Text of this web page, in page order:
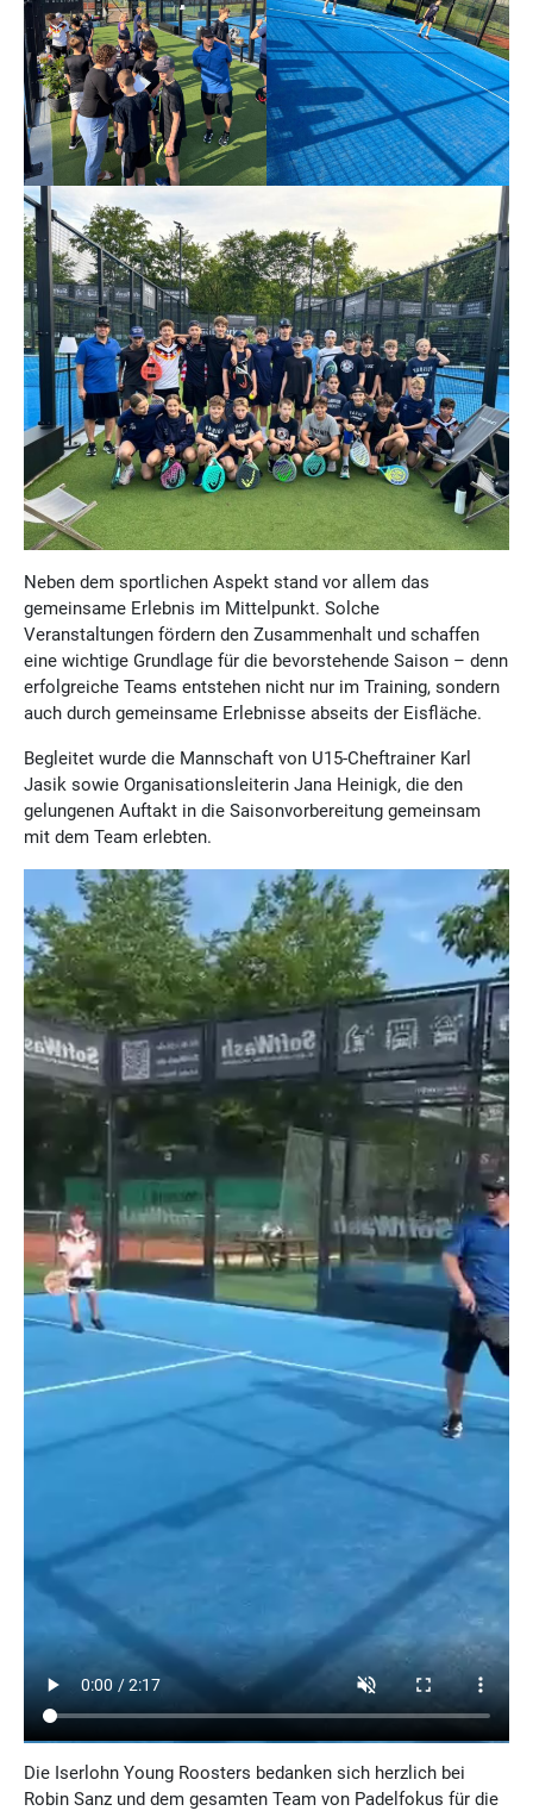
Neben dem sportlichen Aspekt stand vor allem das
gemeinsame Erlebnis im Mittelpunkt. Solche
Veranstaltungen fördern den Zusammenhalt und schaffen
eine wichtige Grundlage für die bevorstehende Saison – denn
erfolgreiche Teams entstehen nicht nur im Training, sondern
auch durch gemeinsame Erlebnisse abseits der Eisfläche.
Begleitet wurde die Mannschaft von U15-Cheftrainer Karl
Jasik sowie Organisationsleiterin Jana Heinigk, die den
gelungenen Auftakt in die Saisonvorbereitung gemeinsam
mit dem Team erlebten.
Die Iserlohn Young Roosters bedanken sich herzlich bei
Robin Sanz und dem gesamten Team von Padelfokus für die